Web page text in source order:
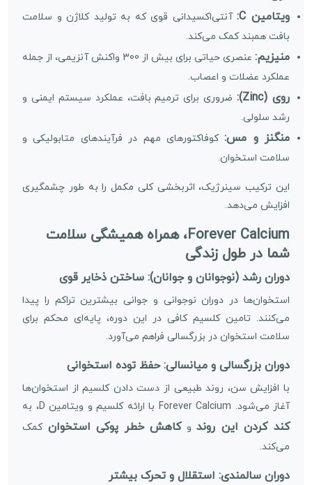
ویتامین C:
آنتی‌اکسیدانی قوی که به تولید کلاژن و سلامت
بافت همبند کمک می‌کند.
منیزیم:
عنصری حیاتی برای بیش از 300 واکنش آنزیمی، از جمله
عملکرد عضلات و اعصاب.
روی (Zinc):
ضروری برای ترمیم بافت، عملکرد سیستم ایمنی و
رشد سلولی.
منگنز و مس:کوفاکتورهای مهم در فرآیندهای متابولیکی و
سلامت استخوان.
این ترکیب سینرژیک، اثربخشی کلی مکمل را به طور چشمگیری
افزایش می‌دهد.
Forever Calcium، همراه همیشگی سلامت
شما در طول زندگی
دوران رشد (نوجوانان و جوانان): ساختن ذخایر قوی
استخوان‌ها در دوران نوجوانی و جوانی بیشترین تراکم را پیدا
می‌کنند. تامین کلسیم کافی در این دوره، پایه‌ای محکم برای
سلامت استخوان در بزرگسالی فراهم می‌آورد.
دوران بزرگسالی و میانسالی: حفظ توده استخوانی
با افزایش سن، روند طبیعی از دست دادن کلسیم از استخوان‌ها
آغاز می‌شود. Forever Calcium با ارائه کلسیم و ویتامین D، به
کند کردن این روندو کاهش خطر پوکی استخوان کمک
می‌کند.
دوران سالمندی: استقلال و تحرک بیشتر